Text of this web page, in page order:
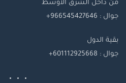
من داخل الشرق الأوسط
جوال : 966545427646+
بقية الدول
جوال : 601112925668+